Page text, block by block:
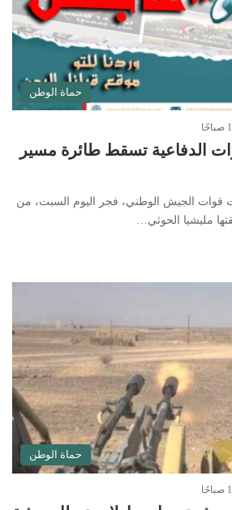
حماة الوطن
الدفاعية تسقط طائرة مسير
قوات الجيش الوطني، فجر اليوم السبت، من
مليشيا الحوثي…
حماة الوطن